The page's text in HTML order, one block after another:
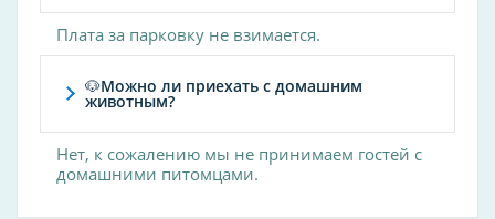
Колонопроктология
Микроклизмы
Лечебная физкультура
Плата за парковку не взимается.
🐶Можно ли приехать с домашним
животным?
Нет, к сожалению мы не принимаем гостей с
домашними питомцами.